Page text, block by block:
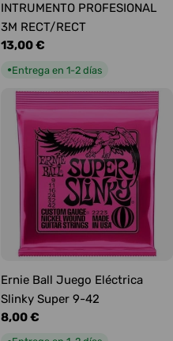
INTRUMENTO PROFESIONAL
3M RECT/RECT
Precio
13,00 €
●Entrega en 1-2 días
Ernie Ball Juego Eléctrica
Slinky Super 9-42
Precio
habitual
8,00 €